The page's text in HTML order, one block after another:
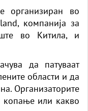
организиран во
компанија за
во Китила, и
да патуваат
области и да
Организаторите
копање или какво